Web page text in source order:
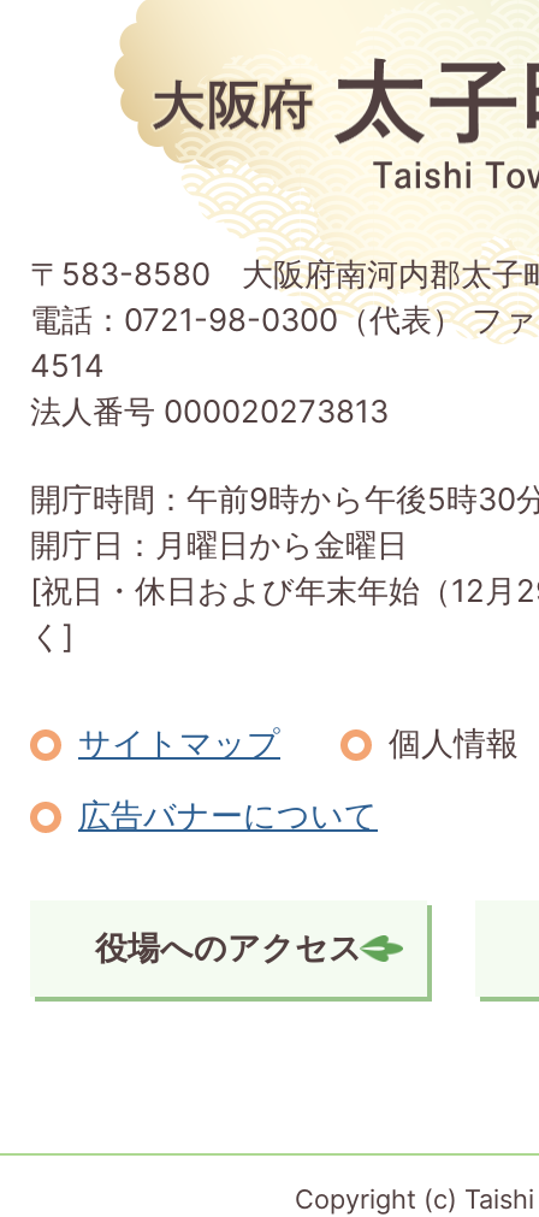
町
Taishi
Town
〒583-8580 大阪府南河内郡太子
電話：0721-98-0300（代表） フ
4514
法人番号 000020273813
開庁時間：午前9時から午後5時30
開庁日：月曜日から金曜日
[祝日・休日および年末年始（12月
く]
サイトマップ
個人情報
広告バナーについて
役場へのアクセス
Copyright (c)